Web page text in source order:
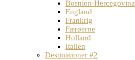
Bosnien-Hercegovina
England
Frankrig
Færøerne
Holland
Italien
Destinationer #2